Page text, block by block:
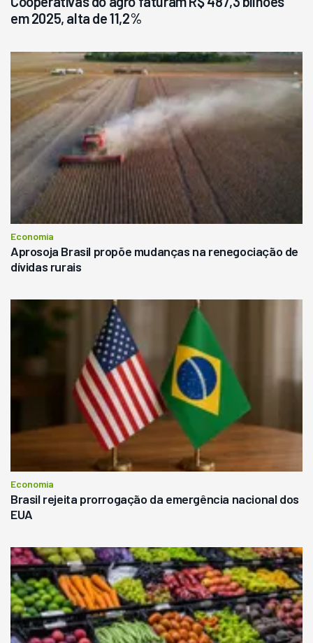
em 2025, alta de 11,2%
Economia
Aprosoja Brasil propõe mudanças na renegociação de
dívidas rurais
Economia
Brasil rejeita prorrogação da emergência nacional dos
EUA